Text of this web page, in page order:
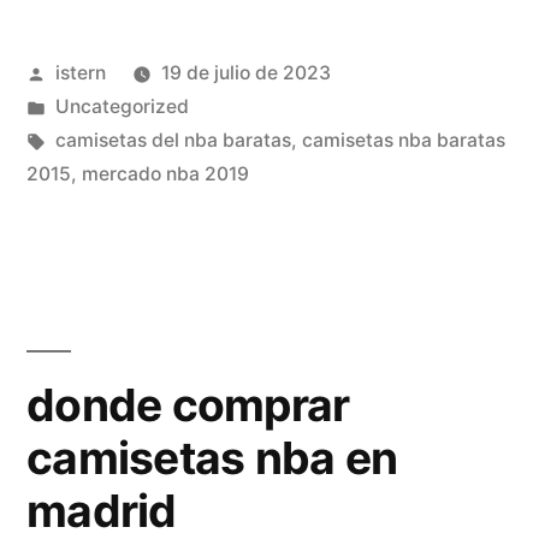
Publicado
por
istern
19 de julio de 2023
Publicado
en
Uncategorized
Etiquetas:
camisetas del nba baratas, camisetas nba baratas
2015, mercado nba 2019
donde comprar
camisetas nba en
madrid